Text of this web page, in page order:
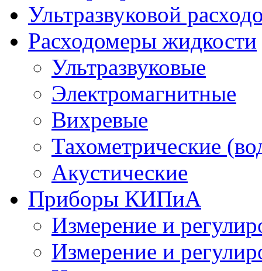
Ультразвуковой
Расходомеры жидкости
Ультразвуковые
Электромагнитные
Вихревые
Тахометрические
Акустические
Приборы КИПиА
Измерение и
Измерение и